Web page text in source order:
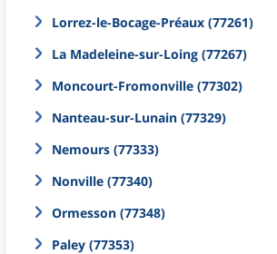
Lorrez-le-Bocage-Préaux (77261)
La Madeleine-sur-Loing (77267)
Moncourt-Fromonville (77302)
Nanteau-sur-Lunain (77329)
Nemours (77333)
Nonville (77340)
Ormesson (77348)
Paley (77353)